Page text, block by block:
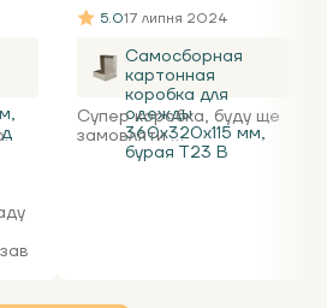
5.017 липня 2024
Самосборная
картонная
коробка для
одежды
360х320х115 мм,
бурая Т23 В
Супер коробка, буду ще
замовляти ...